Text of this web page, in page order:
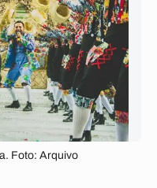
Foto: Arquivo